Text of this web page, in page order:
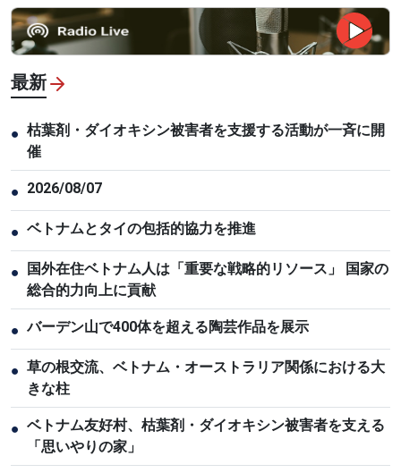
最新
● 枯葉剤・ダイオキシン被害者を支援する活動が一斉に開
催
● 2026/08/07
● ベトナムとタイの包括的協力を推進
●
国外在住ベトナム人は「重要な戦略的リソース」 国家の
総合的力向上に貢献
● バーデン山で400体を超える陶芸作品を展示
● 草の根交流、ベトナム・オーストラリア関係における大
きな柱
● ベトナム友好村、枯葉剤・ダイオキシン被害者を支える
「思いやりの家」